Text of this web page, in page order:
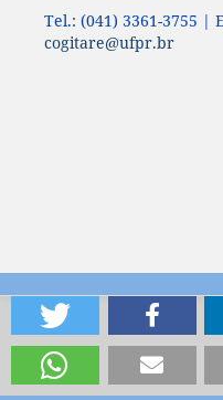
Tel.: (041) 3361-3755 |
cogitare@ufpr.br